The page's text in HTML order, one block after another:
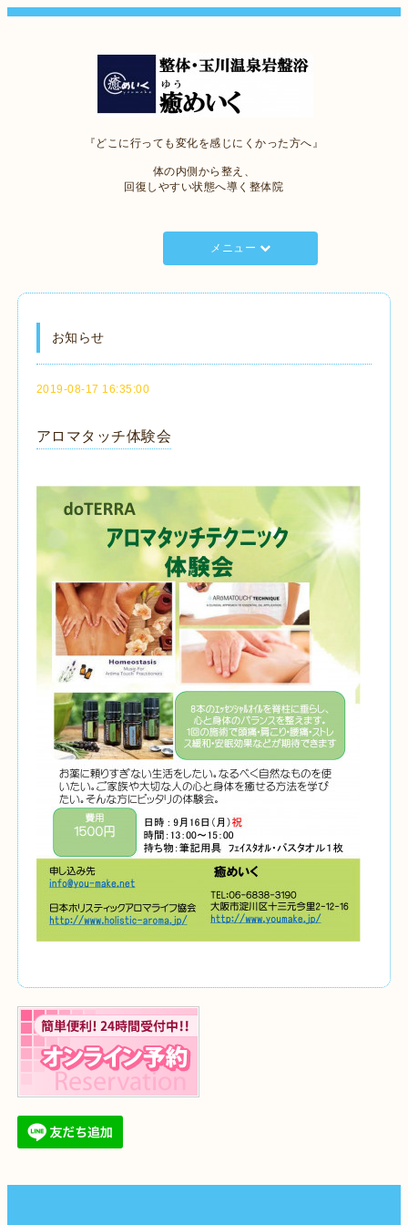
『どこに行っても変化を感じにくかった方へ』
体の内側から整え、
回復しやすい状態へ導く整体院
メニュー
お知らせ
2019-08-17 16:35:00
アロマタッチ体験会